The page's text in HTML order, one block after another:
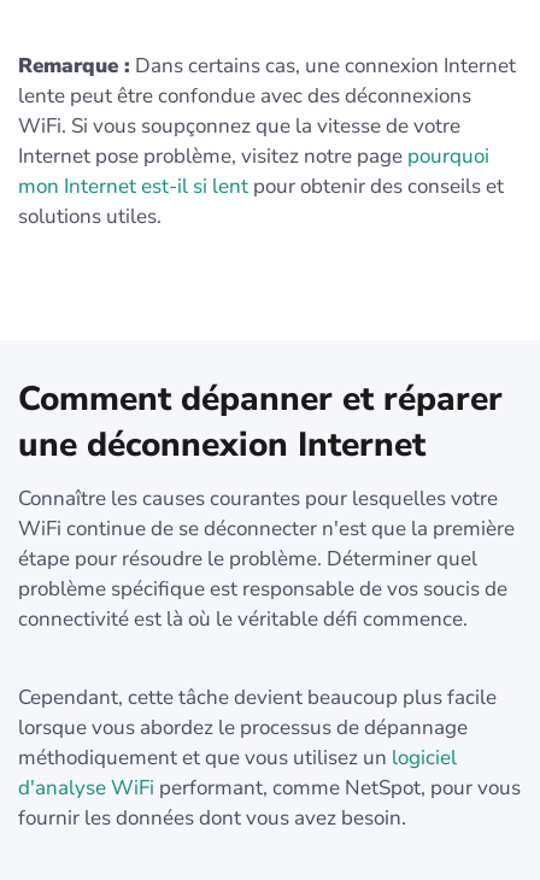
Remarque : Dans certains cas, une connexion Internet
lente peut être confondue avec des déconnexions
WiFi. Si vous soupçonnez que la vitesse de votre
Internet pose problème, visitez notre page pourquoi
mon Internet est-il si lent pour obtenir des conseils et
solutions utiles.
Comment dépanner et réparer
une déconnexion Internet
Connaître les causes courantes pour lesquelles votre
WiFi continue de se déconnecter n'est que la première
étape pour résoudre le problème. Déterminer quel
problème spécifique est responsable de vos soucis de
connectivité est là où le véritable défi commence.
Cependant, cette tâche devient beaucoup plus facile
lorsque vous abordez le processus de dépannage
méthodiquement et que vous utilisez un logiciel
d'analyse WiFi performant, comme NetSpot, pour vous
fournir les données dont vous avez besoin.